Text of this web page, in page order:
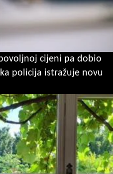
cijeni pa dobio
policija istražuje novu